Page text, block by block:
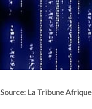
Source: La Tribune Afrique